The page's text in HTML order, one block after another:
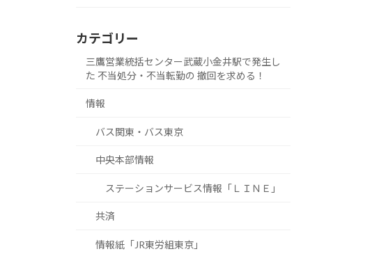
カテゴリー
三鷹営業統括センター武蔵小金井駅で発生し
た 不当処分・不当転勤の 撤回を求める！
情報
バス関東・バス東京
中央本部情報
ステーションサービス情報「ＬＩＮＥ」
共済
情報紙「JR東労組東京」